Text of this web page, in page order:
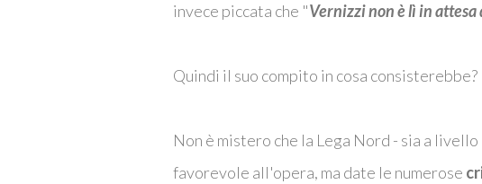
invece piccata che "Vernizzi non è lì in
Quindi il suo compito in cosa consisterebbe?
Non è mistero che la Lega Nord - sia a
favorevole all'opera, ma date le numerose